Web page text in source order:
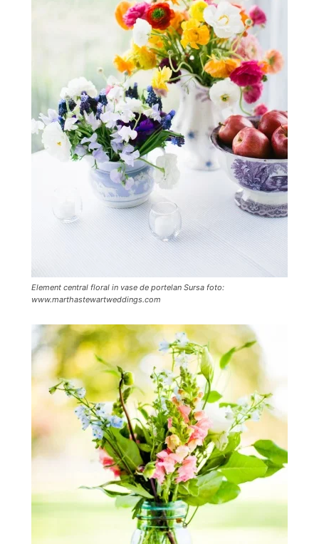
Element central floral in vase de portelan Sursa foto:
www.marthastewartweddings.com